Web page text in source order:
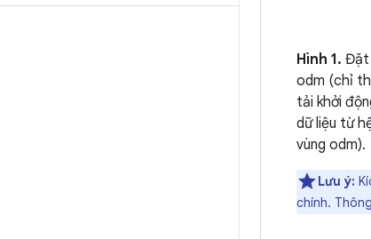
Hình 1. Đặt
odm (chỉ
tải khởi
dữ liệu từ
vùng odm).
Lưu ý:
chính.